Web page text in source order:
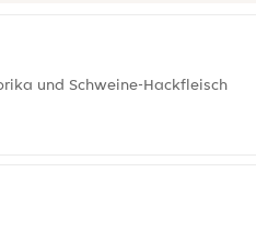
und Schweine-Hackfleisch